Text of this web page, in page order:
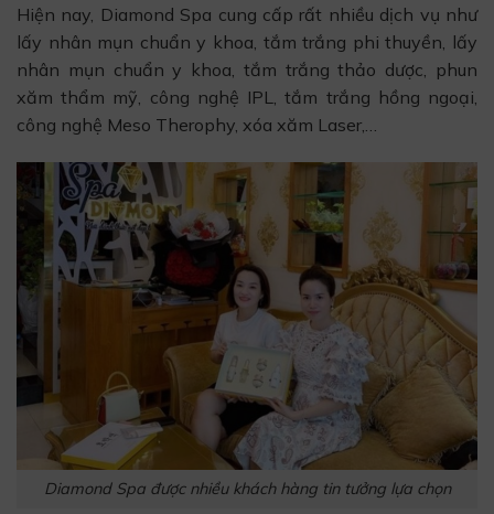
Hiện nay, Diamond Spa cung cấp rất nhiều dịch vụ như
lấy nhân mụn chuẩn y khoa, tắm trắng phi thuyền, lấy
nhân mụn chuẩn y khoa, tắm trắng thảo dược, phun
xăm thẩm mỹ, công nghệ IPL, tắm trắng hồng ngoại,
công nghệ Meso Therophy, xóa xăm Laser,…
Diamond Spa được nhiều khách hàng tin tưởng lựa chọn